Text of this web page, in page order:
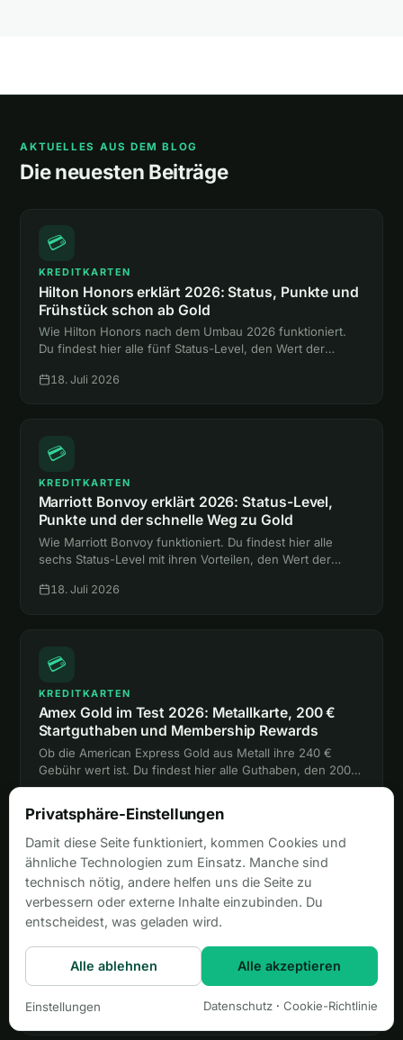
AKTUELLES AUS DEM BLOG
Die neuesten Beiträge
💳
KREDITKARTEN
Hilton Honors erklärt 2026: Status, Punkte und
Frühstück schon ab Gold
Wie Hilton Honors nach dem Umbau 2026 funktioniert.
Du findest hier alle fünf Status-Level, den Wert der
ganz ohne Hotelnacht.
18. Juli 2026
💳
KREDITKARTEN
Marriott Bonvoy erklärt 2026: Status-Level,
Punkte und der schnelle Weg zu Gold
Wie Marriott Bonvoy funktioniert. Du findest hier alle
sechs Status-Level mit ihren Vorteilen, den Wert der
eine einzige Hotelnacht.
18. Juli 2026
💳
KREDITKARTEN
Amex Gold im Test 2026: Metallkarte, 200 €
Startguthaben und Membership Rewards
Ob die American Express Gold aus Metall ihre 240 €
Gebühr wert ist. Du findest hier alle Guthaben, den 200-
€-Bonus, die Versicherungen und den Vergleich mit
💳
KREDITKARTEN
Amex Platinum im Test 2026: 650 € Guthaben,
650 € Guthaben, Lounge-Zugang für 4 Personen und bis
zu 85.000 Punkte Bonus. Wie du aus der Amex Platinum
15. Juli 2026
Privatsphäre-Einstellungen
Damit diese Seite funktioniert, kommen Cookies und
ähnliche Technologien zum Einsatz. Manche sind
technisch nötig, andere helfen uns die Seite zu
verbessern oder externe Inhalte einzubinden. Du
entscheidest, was geladen wird.
Alle ablehnen Alle akzeptieren
Einstellungen Datenschutz· Cookie-Richtlinie